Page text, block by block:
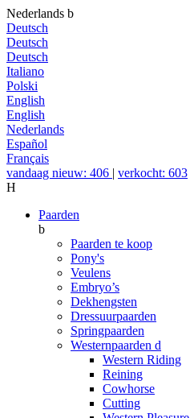
Nederlands b
Deutsch
Deutsch
Deutsch
Italiano
Polski
English
English
Nederlands
Español
Français
vandaag nieuw: 406 | verkocht: 603
H
Paarden
b
Paarden te koop
Pony's
Veulens
Embryo’s
Dekhengsten
Dressuurpaarden
Springpaarden
Westernpaarden d
Western Riding
Reining
Cowhorse
Cutting